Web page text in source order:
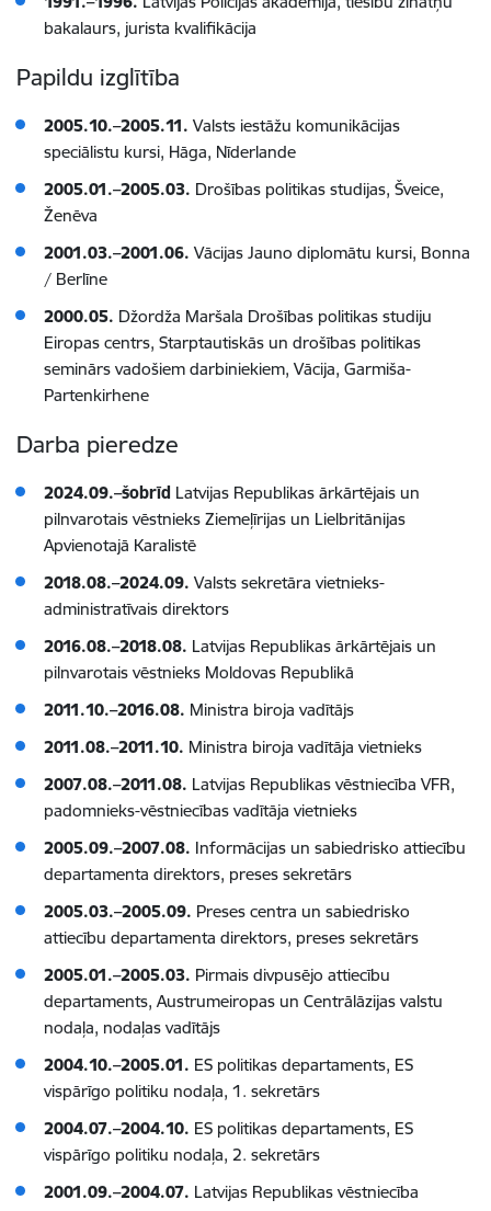
bakalaurs, jurista kvalifikācija
Papildu izglītība
2005.10.–2005.11. Valsts iestāžu komunikācijas
speciālistu kursi, Hāga, Nīderlande
2005.01.–2005.03. Drošības politikas studijas, Šveice,
Ženēva
2001.03.–2001.06. Vācijas Jauno diplomātu kursi, Bonna
/ Berlīne
2000.05. Džordža Maršala Drošības politikas studiju
Eiropas centrs, Starptautiskās un drošības politikas
seminārs vadošiem darbiniekiem, Vācija, Garmiša-
Partenkirhene
Darba pieredze
2024.09.–šobrīd Latvijas Republikas ārkārtējais un
pilnvarotais vēstnieks Ziemeļīrijas un Lielbritānijas
Apvienotajā Karalistē
2018.08.–2024.09. Valsts sekretāra vietnieks-
administratīvais direktors
2016.08.–2018.08. Latvijas Republikas ārkārtējais un
pilnvarotais vēstnieks Moldovas Republikā
2011.10.–2016.08. Ministra biroja vadītājs
2011.08.–2011.10. Ministra biroja vadītāja vietnieks
2007.08.–2011.08. Latvijas Republikas vēstniecība VFR,
padomnieks-vēstniecības vadītāja vietnieks
2005.09.–2007.08. Informācijas un sabiedrisko attiecību
departamenta direktors, preses sekretārs
2005.03.–2005.09. Preses centra un sabiedrisko
attiecību departamenta direktors, preses sekretārs
2005.01.–2005.03. Pirmais divpusējo attiecību
departaments, Austrumeiropas un Centrālāzijas valstu
nodaļa, nodaļas vadītājs
2004.10.–2005.01. ES politikas departaments, ES
vispārīgo politiku nodaļa, 1. sekretārs
2004.07.–2004.10. ES politikas departaments, ES
vispārīgo politiku nodaļa, 2. sekretārs
2001.09.–2004.07. Latvijas Republikas vēstniecība